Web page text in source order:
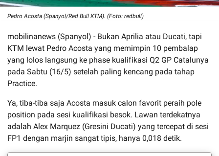
Pedro Acosta (Spanyol/Red Bull KTM). (Foto: redbull)
mobilinanews (Spanyol) - Bukan Aprilia atau Ducati, tapi
KTM lewat Pedro Acosta yang memimpin 10 pembalap
yang lolos langsung ke phase kualifikasi Q2 GP Catalunya
pada Sabtu (16/5) setelah paling kencang pada tahap
Practice.
Ya, tiba-tiba saja Acosta masuk calon favorit peraih pole
position pada sesi kualifikasi besok. Lawan terdekatnya
adalah Alex Marquez (Gresini Ducati) yang tercepat di sesi
FP1 dengan marjin sangat tipis, hanya 0,018 detik.